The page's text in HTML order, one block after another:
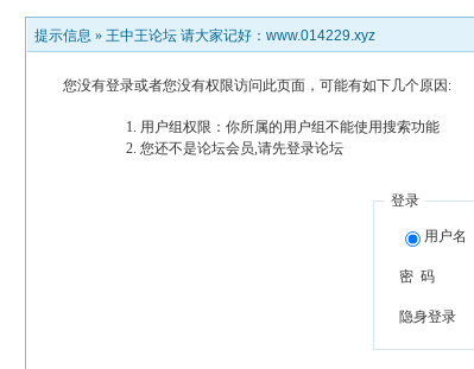
提示信息 » 王中王论坛 请大家记好：www.014229.xyz
您没有登录或者您没有权限访问此页面，可能有如下几个原因:
用户组权限：你所属的用户组不能使用搜索功能
您还不是论坛会员,请先登录论坛
登录
用户名
密 码
隐身登录